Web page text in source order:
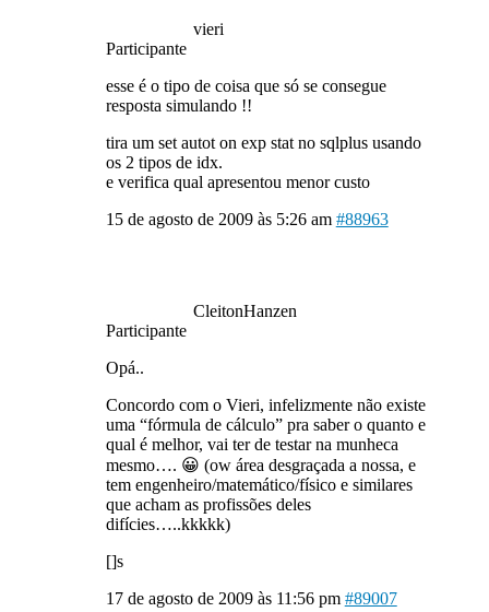
vieri
Participante
esse é o tipo de coisa que só se consegue
resposta simulando !!
tira um set autot on exp stat no sqlplus usando
os 2 tipos de idx.
e verifica qual apresentou menor custo
15 de agosto de 2009 às 5:26 am #88963
CleitonHanzen
Participante
Opá..
Concordo com o Vieri, infelizmente não existe
uma “fórmula de cálculo” pra saber o quanto e
qual é melhor, vai ter de testar na munheca
mesmo…. 😀 (ow área desgraçada a nossa, e
tem engenheiro/matemático/físico e similares
que acham as profissões deles
difícies…..kkkkk)
[]s
17 de agosto de 2009 às 11:56 pm #89007